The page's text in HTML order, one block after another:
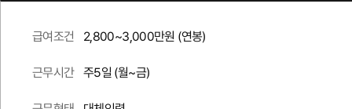
급여조건 2,800~3,000만원 (연봉)
근무시간 주5일 (월~금)